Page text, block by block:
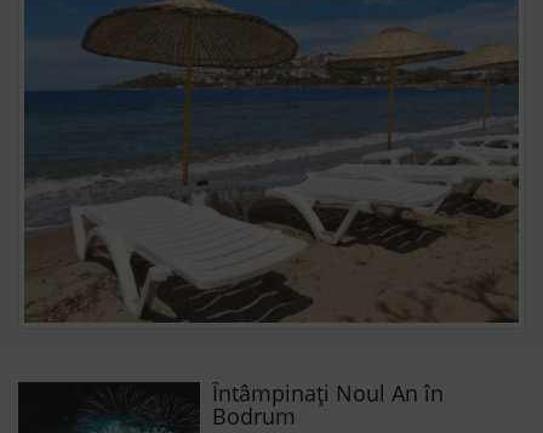
Întâmpinați Noul An în
Bodrum